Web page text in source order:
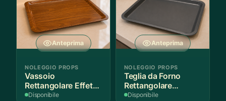
Anteprima
NOLEGGIO PROPS
Vassoio
Rettangolare Effetto
Legno
Disponibile
Anteprima
NOLEGGIO PROPS
Teglia da Forno
Rettangolare
Antiaderente
Disponibile